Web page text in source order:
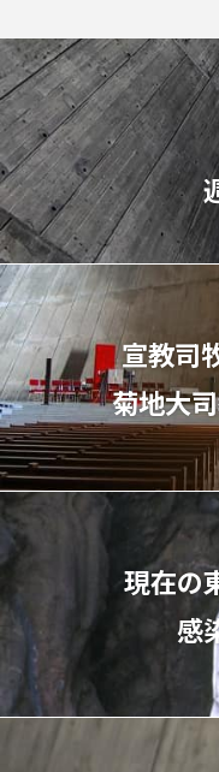
宣教司
菊地⼤
現在の
感